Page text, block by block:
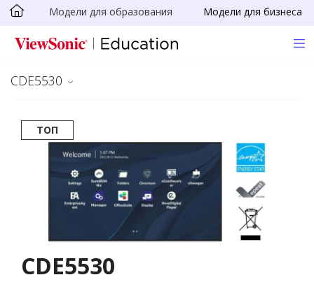
Skip to main content
Модели для образования Модели для бизнеса
CDE5530
ТОП
CDE5530